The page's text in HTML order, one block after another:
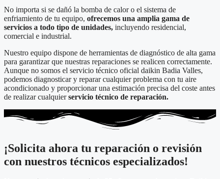
No importa si se dañó la bomba de calor o el sistema de
enfriamiento de tu equipo, ofrecemos una amplia gama de
servicios a todo tipo de unidades, incluyendo residencial,
comercial e industrial.
Nuestro equipo dispone de herramientas de diagnóstico de alta gama
para garantizar que nuestras reparaciones se realicen correctamente.
Aunque no somos el servicio técnico oficial daikin Badia Valles,
podemos diagnosticar y reparar cualquier problema con tu aire
acondicionado y proporcionar una estimación precisa del coste antes
de realizar cualquierservicio técnico de reparación.
¡Solicita ahora tu reparación o revisión
con nuestros técnicos especializados!